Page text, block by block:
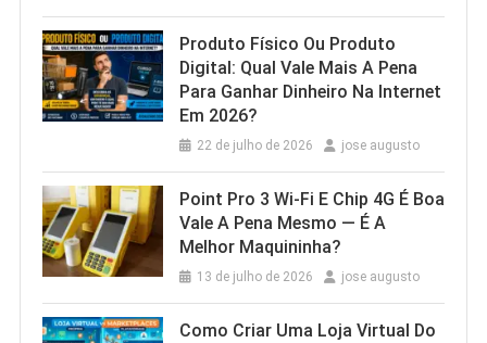
Produto Físico Ou Produto
Digital: Qual Vale Mais A Pena
Para Ganhar Dinheiro Na Internet
Em 2026?
22 de julho de 2026 jose augusto
Point Pro 3 Wi‑Fi E Chip 4G É Boa
Vale A Pena Mesmo — É A
Melhor Maquininha?
13 de julho de 2026 jose augusto
Como Criar Uma Loja Virtual Do